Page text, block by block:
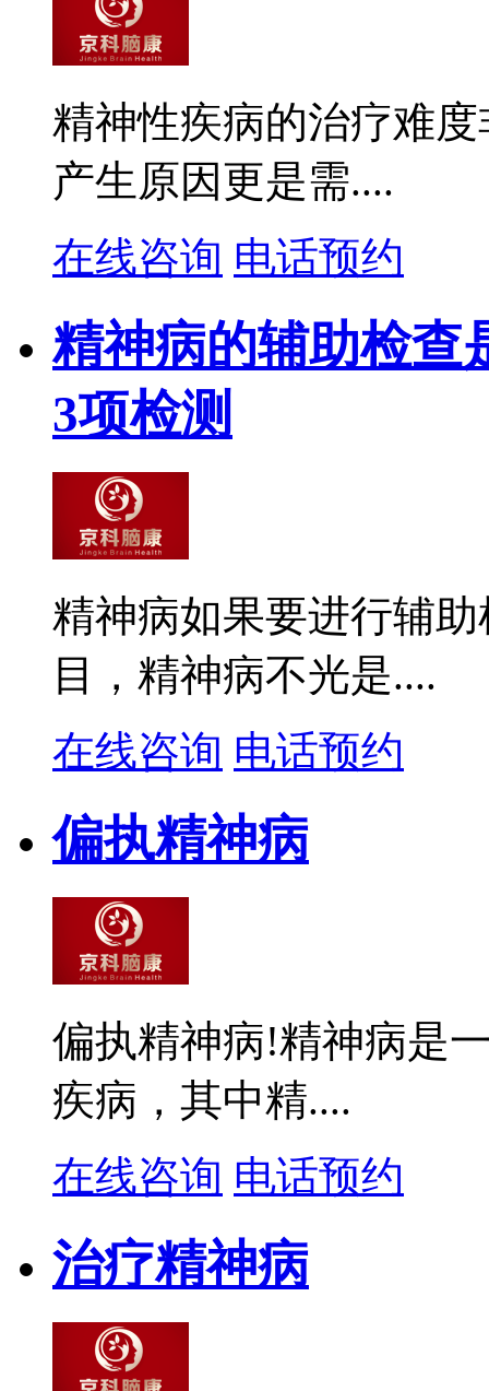
精神性疾病的治疗难
产生原因更是需....
在线咨询 电话预约
精神病的辅助检查
3项检测
精神病如果要进行辅
目，精神病不光是....
在线咨询 电话预约
偏执精神病
偏执精神病!精神病是
疾病，其中精....
在线咨询 电话预约
治疗精神病